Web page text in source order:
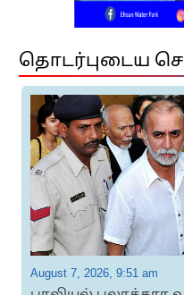
தொடர்புடைய
August 7, 2026, 9:51 am